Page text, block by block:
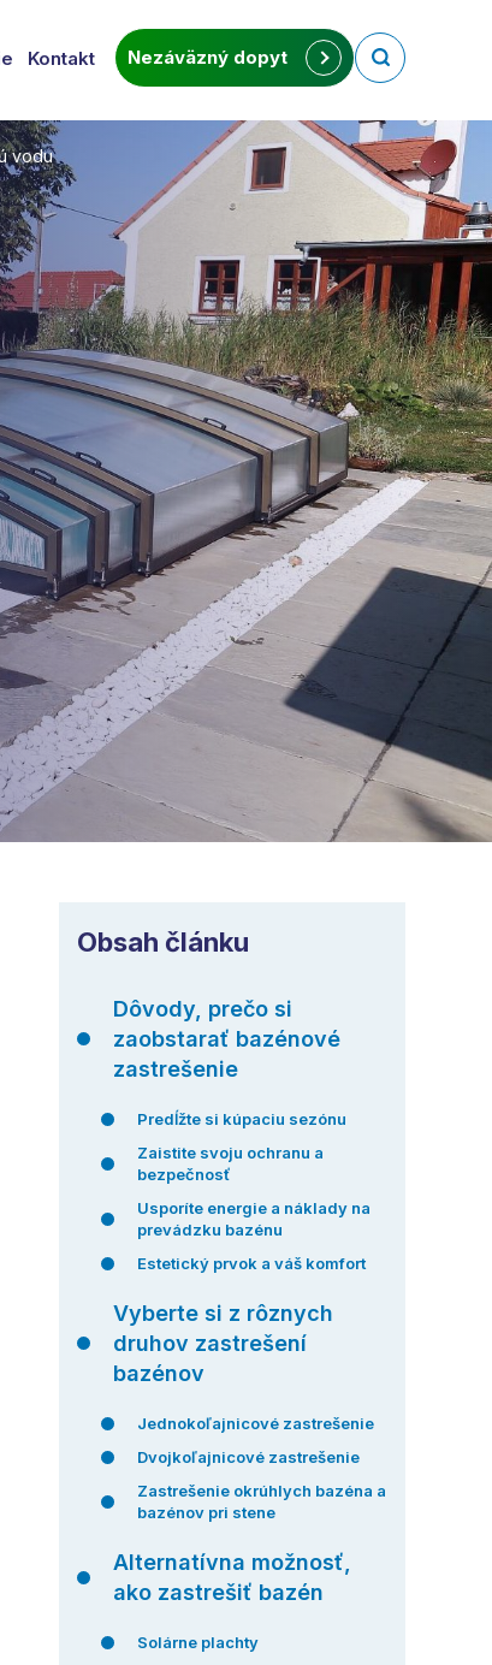
Kontakt Nezáväzný dopyt
vodu
Obsah článku
Dôvody, prečo si
zaobstarať bazénové
zastrešenie
Predĺžte si kúpaciu sezónu
Zaistite svoju ochranu a
bezpečnosť
Usporíte energie a náklady na
prevádzku bazénu
Estetický prvok a váš komfort
Vyberte si z rôznych
druhov zastrešení
bazénov
Jednokoľajnicové zastrešenie
Dvojkoľajnicové zastrešenie
Zastrešenie okrúhlych bazéna a
bazénov pri stene
Alternatívna možnosť,
ako zastrešiť bazén
Solárne plachty